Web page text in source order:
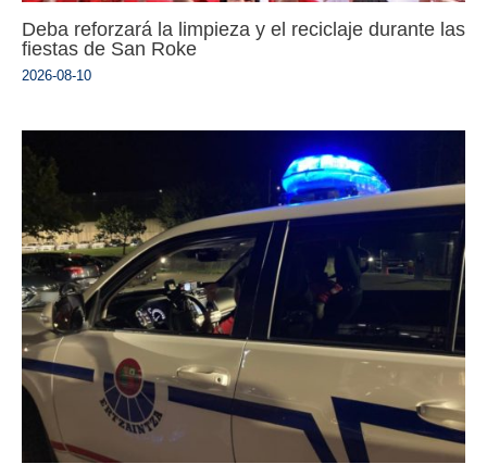
Deba reforzará la limpieza y el reciclaje durante las
fiestas de San Roke
2026-08-10